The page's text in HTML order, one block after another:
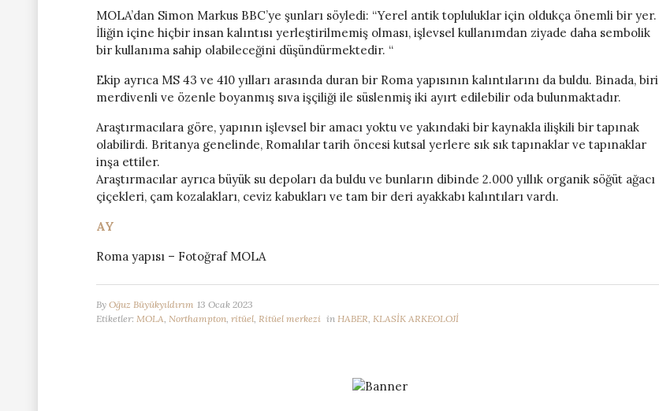
MOLA’dan Simon Markus BBC’ye şunları söyledi: “Yerel antik topluluklar için oldukça önemli bir yer.
İliğin içine hiçbir insan kalıntısı yerleştirilmemiş olması, işlevsel kullanımdan ziyade daha sembolik
bir kullanıma sahip olabileceğini düşündürmektedir. “
Ekip ayrıca MS 43 ve 410 yılları arasında duran bir Roma yapısının kalıntılarını da buldu. Binada, biri
merdivenli ve özenle boyanmış sıva işçiliği ile süslenmiş iki ayırt edilebilir oda bulunmaktadır.
Araştırmacılara göre, yapının işlevsel bir amacı yoktu ve yakındaki bir kaynakla ilişkili bir tapınak
olabilirdi. Britanya genelinde, Romalılar tarih öncesi kutsal yerlere sık sık tapınaklar ve tapınaklar
inşa ettiler.
Araştırmacılar ayrıca büyük su depoları da buldu ve bunların dibinde 2.000 yıllık organik söğüt ağacı
çiçekleri, çam kozalakları, ceviz kabukları ve tam bir deri ayakkabı kalıntıları vardı.
AY
Roma yapısı – Fotoğraf MOLA
By Oğuz Büyükyıldırım 13 Ocak 2023
Etiketler: MOLA, Northampton, ritüel, Ritüel merkezi in HABER, KLASİK ARKEOLOJİ